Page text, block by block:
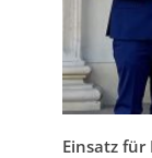
Einsatz für